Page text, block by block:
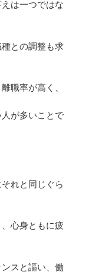
は一つではな
との調整も求
職率が高く、
が多いことで
れと同じぐら
心身ともに疲
スと謳い、働